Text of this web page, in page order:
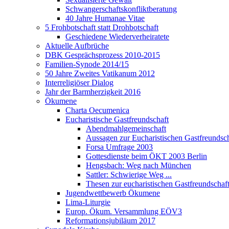
Schwangerschaftskonfliktberatung
40 Jahre Humanae Vitae
5 Frohbotschaft statt Drohbotschaft
Geschiedene Wiederverheiratete
Aktuelle Aufbrüche
DBK Gesprächsprozess 2010-2015
Familien-Synode 2014/15
50 Jahre Zweites Vatikanum 2012
Interreligiöser Dialog
Jahr der Barmherzigkeit 2016
Ökumene
Charta Oecumenica
Eucharistische Gastfreundschaft
Abendmahlgemeinschaft
Aussagen zur Eucharistischen
Forsa Umfrage 2003
Gottesdienste beim ÖKT 2003 Berlin
Hengsbach: Weg nach München
Sattler: Schwierige Weg ...
Thesen zur eucharistischen Gastfreundschaft
Jugendwettbewerb Ökumene
Lima-Liturgie
Europ. Ökum. Versammlung EÖV3
Reformationsjubiläum 2017